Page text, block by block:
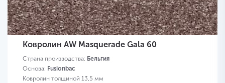
Ковролин AW Masquerade Gala 60
Страна производства: Бельгия
Основа: Fusionbac
Ковролин толщиной 13,5 мм